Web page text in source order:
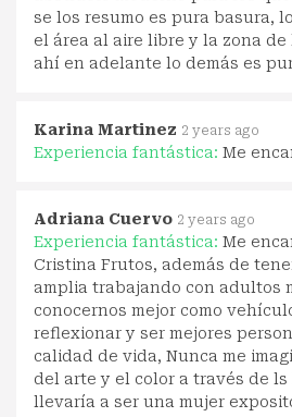
se los resumo es pura basura,
el área al aire libre y la zona de
ahí en adelante lo demás es
Karina Martinez 2 years ago
Experiencia fantástica: Me
Adriana Cuervo 2 years ago
Experiencia fantástica: Me
Cristina Frutos, además de
amplia trabajando con adultos
conocernos mejor como
reflexionar y ser mejores
calidad de vida, Nunca me
del arte y el color a través de ls
llevaría a ser una mujer